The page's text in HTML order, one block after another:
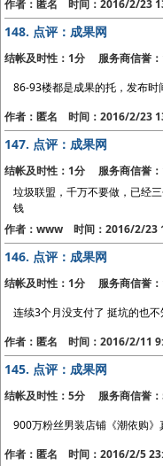
作者：匿名 时间：2016/2/23
148. 点评：成果网
结帐及时性：1分 服务商信誉
86-93楼都是成果的托，发布
作者：匿名 时间：2016/2/23
147. 点评：成果网
结帐及时性：1分 服务商信誉
垃圾联盟，千万不要做，已经
钱
作者：www 时间：2016/2/23
146. 点评：成果网
结帐及时性：1分 服务商信誉
连续3个月没支付了 挺坑的也
作者：匿名 时间：2016/2/11
145. 点评：成果网
结帐及时性：5分 服务商信誉
900万粉丝男装店铺《潮依购》
作者：匿名 时间：2016/2/5